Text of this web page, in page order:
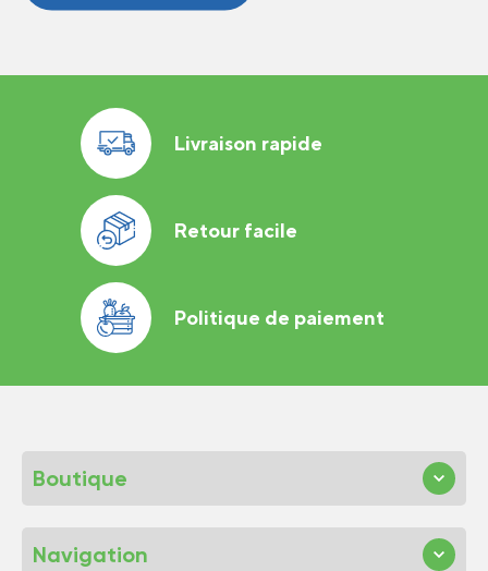
Livraison rapide
Retour facile
Politique de paiement
Boutique
Navigation